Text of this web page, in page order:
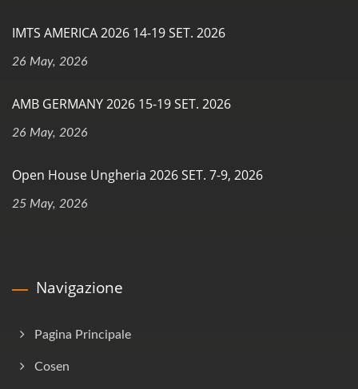
IMTS AMERICA 2026 14-19 SET. 2026
26 May, 2026
AMB GERMANY 2026 15-19 SET. 2026
26 May, 2026
Open House Ungheria 2026 SET. 7-9, 2026
25 May, 2026
Navigazione
Pagina Principale
Cosen